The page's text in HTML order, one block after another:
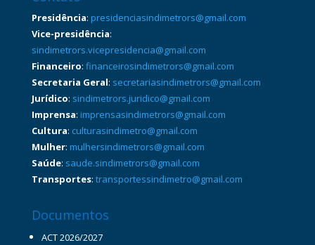
Presidência: presidenciasindimetrors@gmail.com
Vice-presidência:
sindimetrors.vicepresidencia@gmail.com
Financeiro: financeirosindimetrors@gmail.com
Secretaria Geral: secretariasindimetrors@gmail.com
Jurídico: sindimetrors.juridico@gmail.com
Imprensa: imprensasindimetrors@gmail.com
Cultura: culturasindimetro@gmail.com
Mulher: mulhersindimetrors@gmail.com
Saúde: saude.sindimetrors@gmail.com
Transportes: transportessindimetro@gmail.com
Documentos
ACT 2026/2027